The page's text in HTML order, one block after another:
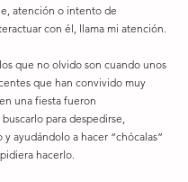
atención o intento de
con él, llama mi atención.
que no olvido son cuando unos
que han convivido muy
una fiesta fueron
para despedirse,
y ayudándolo a hacer “chócalas”
hacerlo.